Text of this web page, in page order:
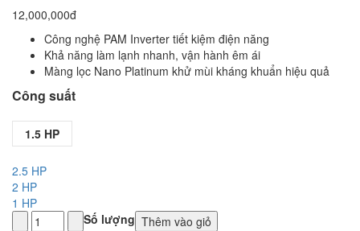
12,000,000đ
Công nghệ PAM Inverter tiết kiệm điện năng
Khả năng làm lạnh nhanh, vận hành êm ái
Màng lọc Nano Platinum khử mùi kháng khuẩn hiệu quả
Công suất
1.5 HP
2.5 HP
2 HP
1 HP
Số lượng Thêm vào giỏ